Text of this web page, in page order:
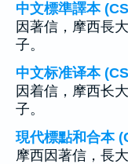
中文標準譯本
因著信，摩西長
子。
中文标准译本
因着信，摩西长
子。
現代標點和合本
摩西因著信，長